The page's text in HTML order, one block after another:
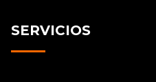
SERVICIOS